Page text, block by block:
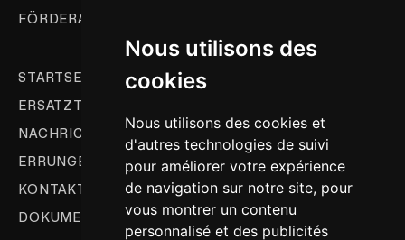
Nous utilisons des
cookies
Nous utilisons des cookies et
d'autres technologies de suivi
pour améliorer votre expérience
de navigation sur notre site, pour
vous montrer un contenu
personnalisé et des publicités
FÖRDERANLAGENAUTOMATISIERUNG
STARTSEITE
ERSATZTEILE & KUNDENDIENST
NACHRICHTEN
ERRUNGENSCHAFTEN
KONTAKT
DOKUMENTATION